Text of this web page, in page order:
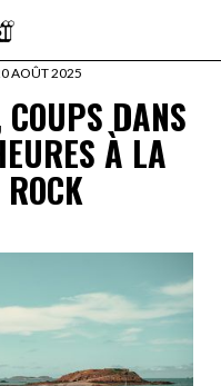
AOÛT 2025
DANS
À LA